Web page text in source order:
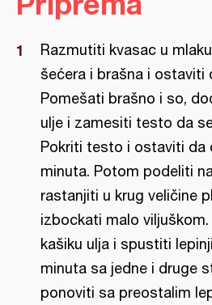
Razmutiti kvasac u
šećera i brašna i ostaviti
Pomešati brašno i so,
ulje i zamesiti testo da
Pokriti testo i ostaviti da
minuta. Potom podeliti
rastanjiti u krug veličine
izbockati malo
kašiku ulja i spustiti
minuta sa jedne i druge
ponoviti sa preostalim